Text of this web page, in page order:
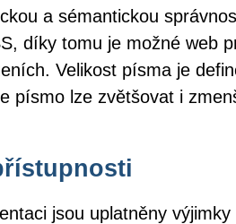
a sémantickou
díky tomu je možné web
Velikost písma je
písmo lze zvětšovat i
jsou uplatněny